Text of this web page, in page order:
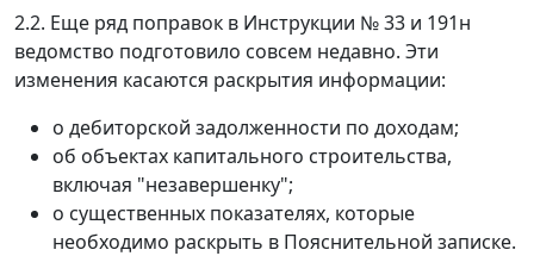
2.2. Еще ряд поправок в Инструкции № 33 и 191н
ведомство подготовило совсем недавно. Эти
изменения касаются раскрытия информации:
о дебиторской задолженности по доходам;
об объектах капитального строительства,
включая "незавершенку";
о существенных показателях, которые
необходимо раскрыть в Пояснительной записке.